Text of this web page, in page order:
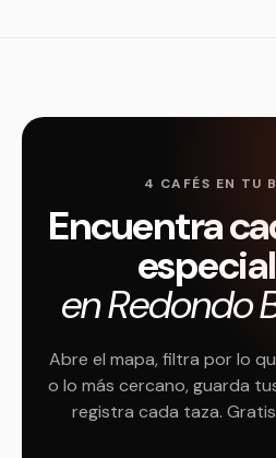
4 CAFÉS EN TU
Encuentra
en Redondo
Abre el mapa, filtra por lo
o lo más cercano, guarda
registra cada taza.